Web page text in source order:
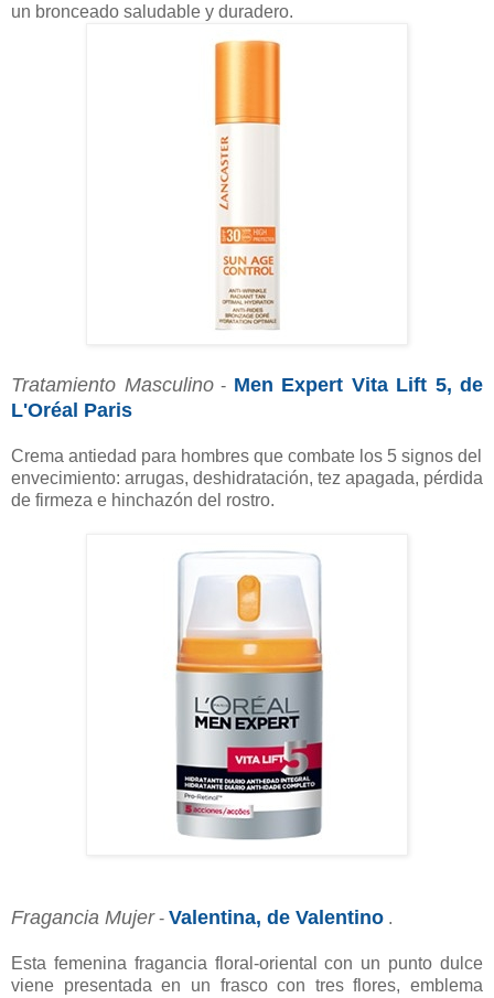
un bronceado saludable y duradero.
Tratamiento Masculino- Men Expert Vita Lift 5, de
L'Oréal Paris
Crema antiedad para hombres que combate los 5 signos del
envecimiento: arrugas, deshidratación, tez apagada, pérdida
de firmeza e hinchazón del rostro.
Fragancia Mujer- Valentina, de Valentino .
Esta femenina fragancia floral-oriental con un punto dulce
viene presentada en un frasco con tres flores, emblema